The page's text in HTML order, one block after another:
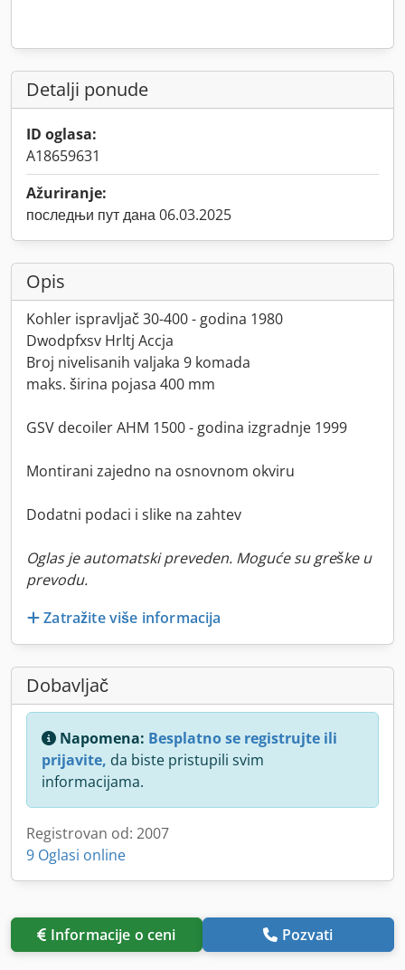
Detalji ponude
ID oglasa:
A18659631
Ažuriranje:
последњи пут дана 06.03.2025
Opis
Kohler ispravljač 30-400 - godina 1980
Dwodpfxsv Hrltj Accja
Broj nivelisanih valjaka 9 komada
maks. širina pojasa 400 mm
GSV decoiler AHM 1500 - godina izgradnje 1999
Montirani zajedno na osnovnom okviru
Dodatni podaci i slike na zahtev
Oglas je automatski preveden. Moguće su greške u
prevodu.
Zatražite više informacija
Dobavljač
Napomena: Besplatno se registrujte ili
prijavite, da biste pristupili svim
informacijama.
Registrovan od: 2007
9 Oglasi online
Informacije o ceni Pozvati